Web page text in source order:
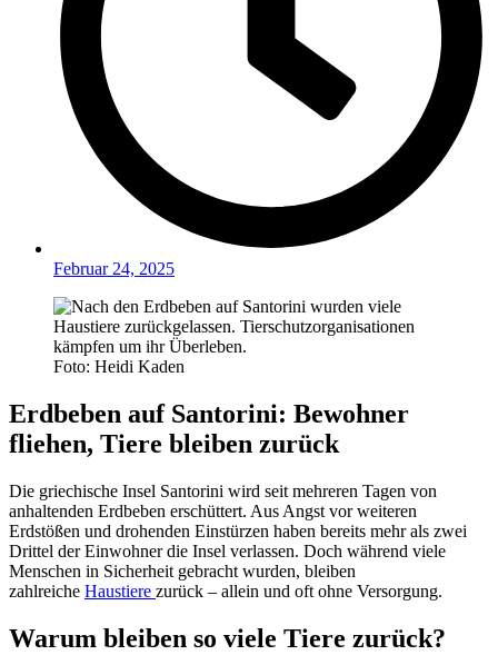
Februar 24, 2025
Foto: Heidi Kaden
Erdbeben auf Santorini: Bewohner
fliehen, Tiere bleiben zurück
Die griechische Insel Santorini wird seit mehreren Tagen von
anhaltenden Erdbeben erschüttert. Aus Angst vor weiteren
Erdstößen und drohenden Einstürzen haben bereits mehr als zwei
Drittel der Einwohner die Insel verlassen. Doch während viele
Menschen in Sicherheit gebracht wurden, bleiben
zahlreiche Haustiere zurück – allein und oft ohne Versorgung.
Warum bleiben so viele Tiere zurück?